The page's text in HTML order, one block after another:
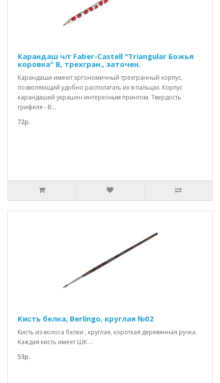
Карандаш ч/г Faber-Castell "Triangular Божья
коровка" B, трехгран., заточен.
Карандаши имеют эргономичный трехгранный корпус,
позволяющий удобно располагать их в пальцах. Корпус
карандашей украшен интересным принтом. Твердость
грифеля - B...
72р.
Кисть белка, Berlingo, круглая №02
Кисть из волоса белки , круглая, короткая деревянная ручка.
Каждая кисть имеет ШК ...
53р.